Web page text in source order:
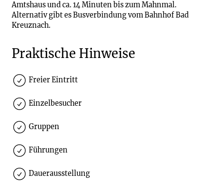
Amtshaus und ca. 14 Minuten bis zum Mahnmal.
Alternativ gibt es Busverbindung vom Bahnhof Bad
Kreuznach.
Praktische Hinweise
Freier Eintritt
Einzelbesucher
Gruppen
Führungen
Dauerausstellung